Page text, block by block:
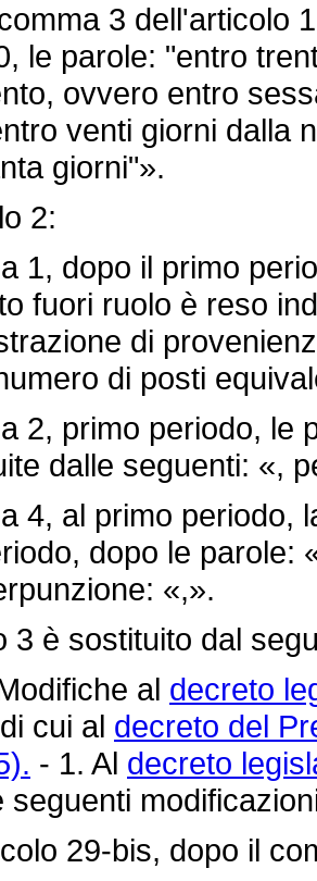
3 dell'articolo
le parole: "entro
ovvero entro
venti giorni dalla
giorni"».
2:
dopo il primo
fuori ruolo è reso
di
di posti
primo periodo, le
dalle seguenti: «,
al primo periodo,
dopo le parole:
«,».
è sostituito dal
al decreto
cui al decreto del
- 1. Al decreto
seguenti
29-bis, dopo il